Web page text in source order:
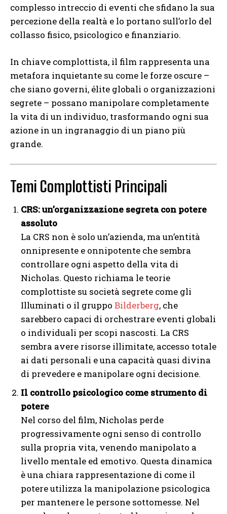
complesso intreccio di eventi che sfidano la sua
percezione della realtà e lo portano sull’orlo del
collasso fisico, psicologico e finanziario.
In chiave complottista, il film rappresenta una
metafora inquietante su come le forze oscure –
che siano governi, élite globali o organizzazioni
segrete – possano manipolare completamente
la vita di un individuo, trasformando ogni sua
azione in un ingranaggio di un piano più
grande.
Temi Complottisti Principali
CRS: un’organizzazione segreta con potere
assoluto
La CRS non è solo un’azienda, ma un’entità
onnipresente e onnipotente che sembra
controllare ogni aspetto della vita di
Nicholas. Questo richiama le teorie
complottiste su società segrete come gli
Illuminati o il gruppo Bilderberg, che
sarebbero capaci di orchestrare eventi globali
o individuali per scopi nascosti. La CRS
sembra avere risorse illimitate, accesso totale
ai dati personali e una capacità quasi divina
di prevedere e manipolare ogni decisione.
Il controllo psicologico come strumento di
potere
Nel corso del film, Nicholas perde
progressivamente ogni senso di controllo
sulla propria vita, venendo manipolato a
livello mentale ed emotivo. Questa dinamica
è una chiara rappresentazione di come il
potere utilizza la manipolazione psicologica
per mantenere le persone sottomesse. Nel